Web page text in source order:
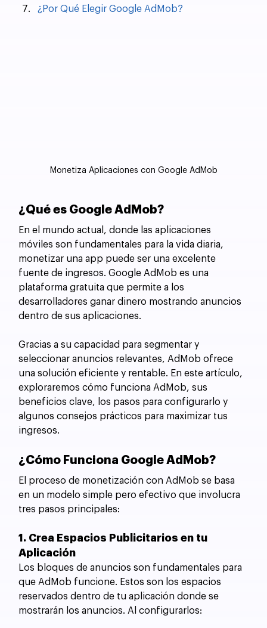
¿Por Qué Elegir Google AdMob?
Monetiza Aplicaciones con Google AdMob
¿Qué es Google AdMob?
En el mundo actual, donde las aplicaciones
móviles son fundamentales para la vida diaria,
monetizar una app puede ser una excelente
fuente de ingresos. Google AdMob es una
plataforma gratuita que permite a los
desarrolladores ganar dinero mostrando anuncios
dentro de sus aplicaciones.
Gracias a su capacidad para segmentar y
seleccionar anuncios relevantes, AdMob ofrece
una solución eficiente y rentable. En este artículo,
exploraremos cómo funciona AdMob, sus
beneficios clave, los pasos para configurarlo y
algunos consejos prácticos para maximizar tus
ingresos.
¿Cómo Funciona Google AdMob?
El proceso de monetización con AdMob se basa
en un modelo simple pero efectivo que involucra
tres pasos principales:
1. Crea Espacios Publicitarios en tu
Aplicación
Los bloques de anuncios son fundamentales para
que AdMob funcione. Estos son los espacios
reservados dentro de tu aplicación donde se
mostrarán los anuncios. Al configurarlos: